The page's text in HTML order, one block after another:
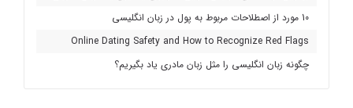
10 مورد از اصطلاحات مربوط به پول در زبان انگلیسی
Online Dating Safety and How to Recognize Red Flags
چگونه زبان انگلیسی را مثل زبان مادری یاد بگیریم؟